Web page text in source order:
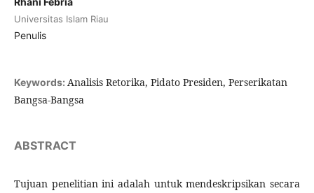
Universitas Islam Riau
Penulis
Keywords: Analisis Retorika, Pidato Presiden, Perserikatan
Bangsa-Bangsa
ABSTRACT
Tujuan penelitian ini adalah untuk mendeskripsikan secara